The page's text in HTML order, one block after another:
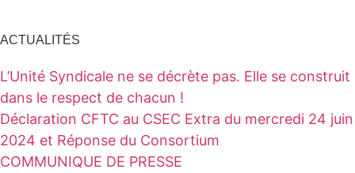
ACTUALITÉS
L’Unité Syndicale ne se décrète pas. Elle se construit
dans le respect de chacun !
Déclaration CFTC au CSEC Extra du mercredi 24 juin
2024 et Réponse du Consortium
COMMUNIQUE DE PRESSE